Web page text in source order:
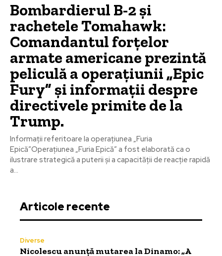
Bombardierul B-2 și
rachetele Tomahawk:
Comandantul forțelor
armate americane prezintă
peliculă a operațiunii „Epic
Fury” și informații despre
directivele primite de la
Trump.
Informații referitoare la operațiunea „Furia
Epică”Operațiunea „Furia Epică” a fost elaborată ca o
ilustrare strategică a puterii și a capacității de reacție rapidă
a...
Articole recente
Diverse
Nicolescu anunță mutarea la Dinamo: „A